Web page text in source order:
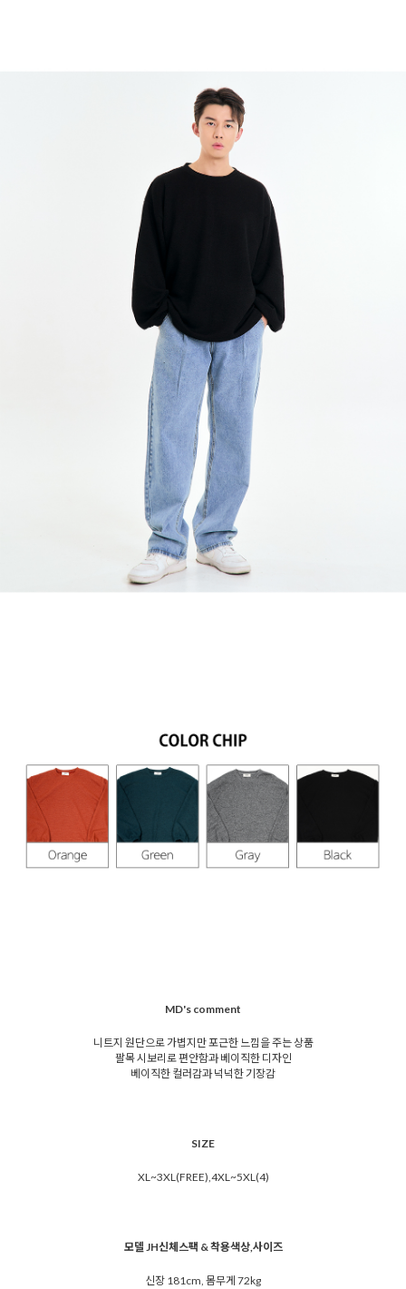
MD's comment
니트지 원단으로 가볍지만 포근한 느낌을 주는 상품
팔목 시보리로 편안함과 베이직한 디자인
베이직한 컬러감과 넉넉한 기장감
SIZE
XL~3XL(FREE),4XL~5XL(4)
모델 JH신체스팩 & 착용색상,사이즈
신장 181cm, 몸무게 72kg